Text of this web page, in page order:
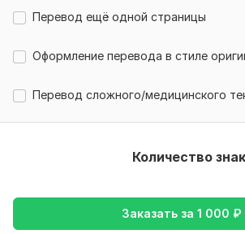
Что перевожу:
•Презентации
•Документы и письма
высшее образование на турецком)
•Быстрая работа без потери качества
Перевод ещё одной страницы
Оформление перевода в стиле
Перевод сложного/медицинского
Количество
Заказать за 1 000 ₽